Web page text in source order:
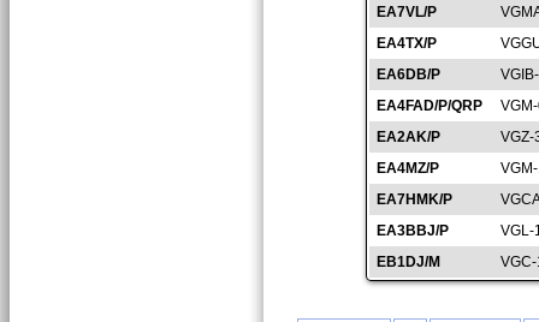
EA7VL/P
EA4TX/P
EA6DB/P
EA4FAD/P/QRP
EA2AK/P
VGZ-
EA4MZ/P
EA7HMK/P
EA3BBJ/P
VGL-
EB1DJ/M
VGC-